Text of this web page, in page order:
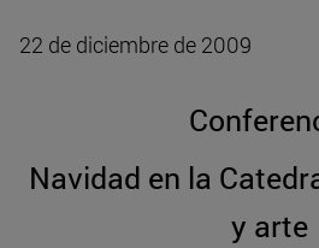
22 de diciembre de 2009
Navidad en la
y arte